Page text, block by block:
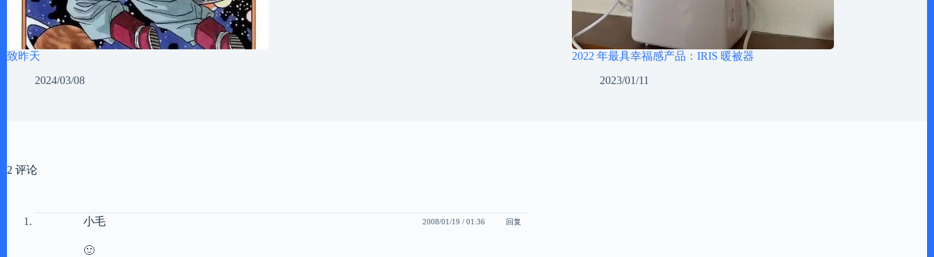
致昨天
2024/03/08
2022 年最具幸福感产品：IRIS 暖被器
2023/01/11
2 评论
小毛 2008/01/19 / 01:36 回复
🙂